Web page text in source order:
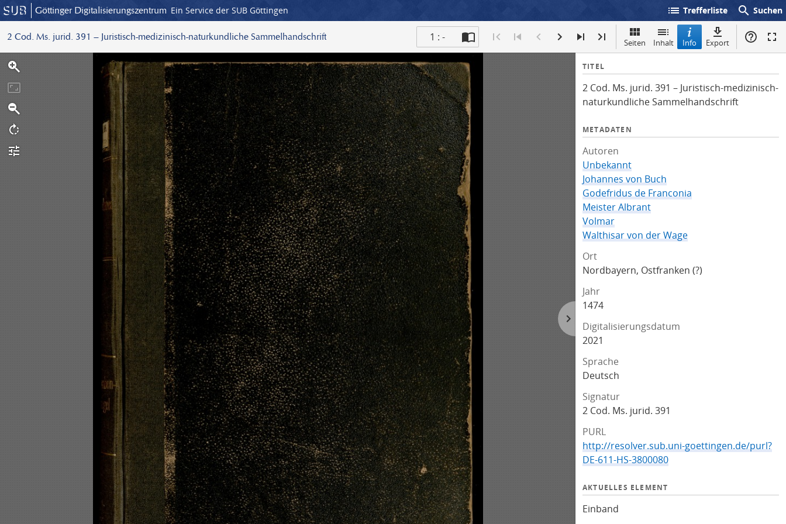
Göttinger Digitalisierungszentrum Ein Service der SUB Göttingen list Trefferliste search Suchen
2 Cod. Ms. jurid. 391 – Juristisch-medizinisch-naturkundliche Sammelhandschrift 1 : - Seiten Inhalt Info Export
I
f
o
TITEL
2 Cod. Ms. jurid. 391 – Juristisch-medizinisch-
naturkundliche Sammelhandschrift
METADATEN
Autoren
Unbekannt
Johannes von Buch
Godefridus de Franconia
Meister Albrant
Volmar
Walthisar von der Wage
Ort
Nordbayern, Ostfranken (?)
Jahr
1474
Digitalisierungsdatum
2021
Sprache
Deutsch
Signatur
2 Cod. Ms. jurid. 391
PURL
http://resolver.sub.uni-goettingen.de/purl?
DE-611-HS-3800080
AKTUELLES ELEMENT
Einband